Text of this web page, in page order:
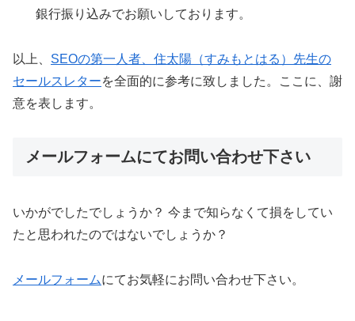
銀行振り込みでお願いしております。
以上、 SEOの第一人者、住太陽（すみもとはる）先生の
セールスレターを全面的に参考に致しました。ここに、謝
意を表します。
メールフォームにてお問い合わせ下さい
いかがでしたでしょうか？ 今まで知らなくて損をしてい
たと思われたのではないでしょうか？
メールフォームにてお気軽にお問い合わせ下さい。